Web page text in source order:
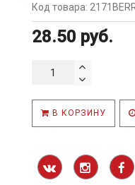
Код товара:
28.50 руб.
В КОРЗИНУ